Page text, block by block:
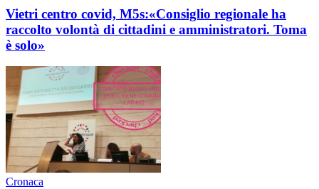
Vietri centro covid, M5s:«Consiglio regionale ha
raccolto volontà di cittadini e amministratori. Toma
è solo»
Cronaca